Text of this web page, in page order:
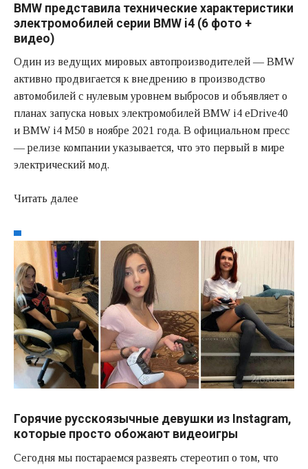
BMW представила технические характеристики
электромобилей серии BMW i4 (6 фото +
видео)
Один из ведущих мировых автопроизводителей — BMW
активно продвигается к внедрению в производство
автомобилей с нулевым уровнем выбросов и объявляет о
планах запуска новых электромобилей BMW i4 eDrive40
и BMW i4 M50 в ноябре 2021 года. В официальном пресс
— релизе компании указывается, что это первый в мире
электрический мод.
Читать далее
Горячие русскоязычные девушки из Instagram,
которые просто обожают видеоигры
Сегодня мы постараемся развеять стереотип о том, что